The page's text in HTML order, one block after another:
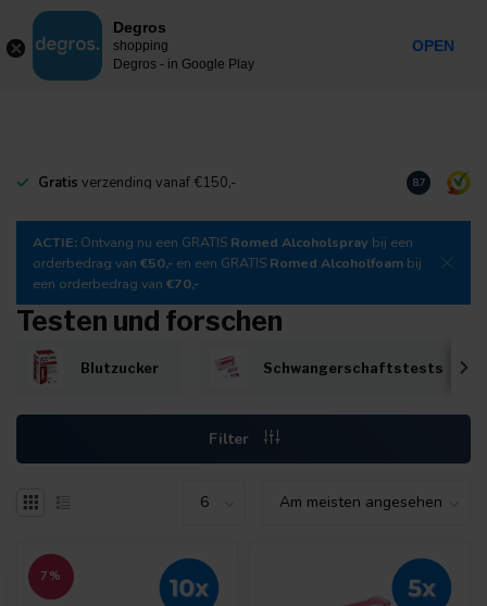
MENU
Gratis verzending vanaf €150,- Laden Sie
8.7
ACTIE: Ontvang nu een GRATIS Romed Alcoholspray bij een
orderbedrag van €50,- en een GRATIS Romed Alcoholfoam bij
een orderbedrag van €70,-
Testen und forschen
Blutzucker Schwangerschaftstests
Filter
7%
Degros
shopping
Degros - in Google Play
OPEN